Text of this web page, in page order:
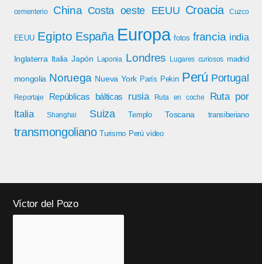
cementerio China Costa oeste EEUU Croacia Cuzco
EEUU Egipto España Europa fotos francia india
Inglaterra Italia Japón Laponia Londres Lugares curiosos madrid
mongolia Noruega Nueva York París Pekin Perú Portugal
Reportaje Repúblicas bálticas rusia Ruta en coche
Ruta por
Italia
Shanghai Suiza Templo Toscana transiberiano
transmongoliano Turismo Perú video
Víctor del Pozo